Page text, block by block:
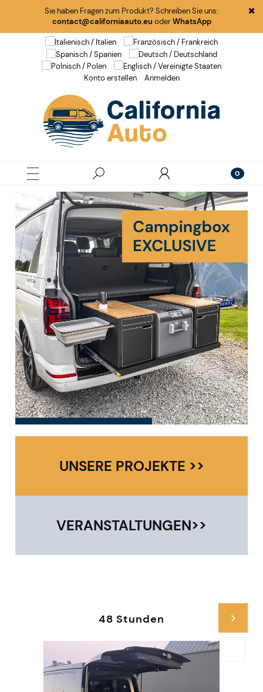
Sie haben Fragen zum Produkt? Schreiben Sie uns:
contact@californiaauto.eu oderWhatsApp
Konto erstellen Anmelden
UNSERE PROJEKTE >>
VERANSTALTUNGEN>>
48 Stunden